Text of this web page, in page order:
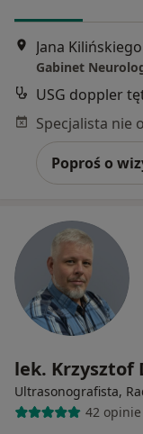
Jana
Gabinet
USG doppler
Poproś o
lek. Krzysztof
Ultrasonografista,
42 opinie